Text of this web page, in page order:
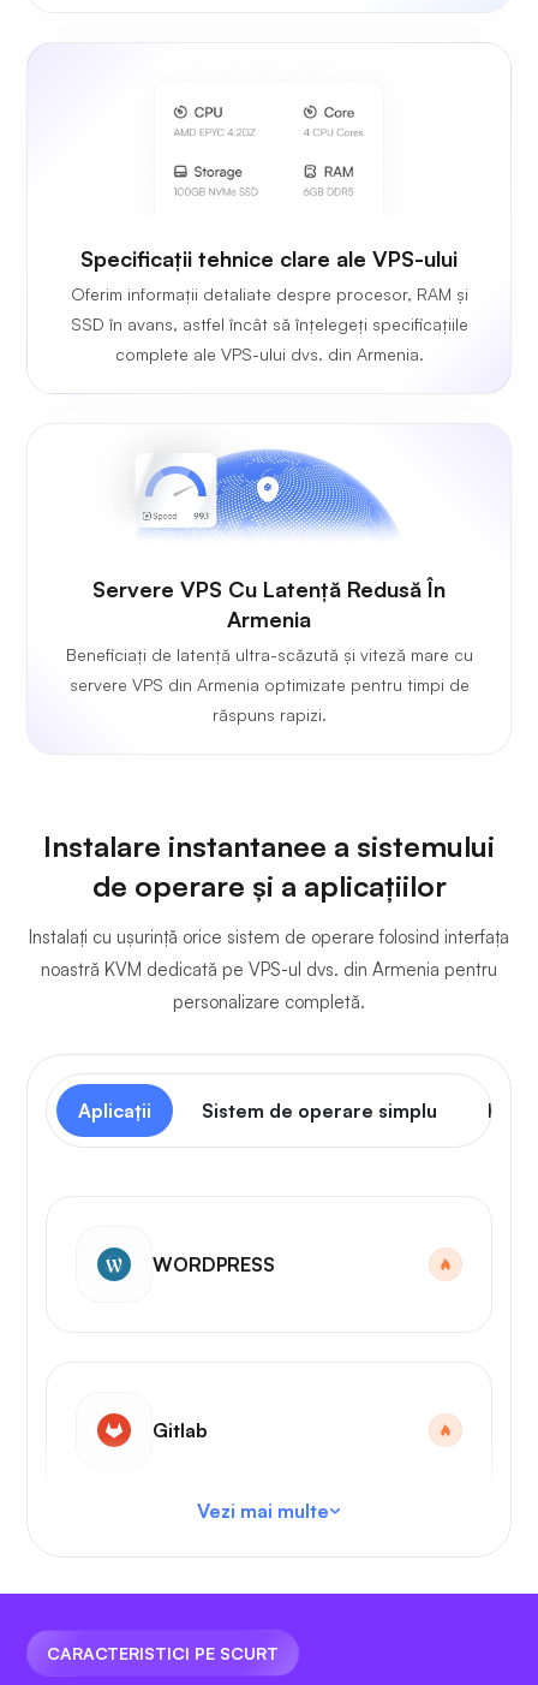
Specificații tehnice clare ale VPS-ului
Oferim informații detaliate despre procesor, RAM și
SSD în avans, astfel încât să înțelegeți specificațiile
complete ale VPS-ului dvs. din Armenia.
Servere VPS Cu Latență Redusă În
Armenia
Beneficiați de latență ultra-scăzută și viteză mare cu
servere VPS din Armenia optimizate pentru timpi de
răspuns rapizi.
Instalare instantanee a sistemului
de operare și a aplicațiilor
Instalați cu ușurință orice sistem de operare folosind interfața
noastră KVM dedicată pe VPS-ul dvs. din Armenia pentru
personalizare completă.
Aplicații Sistem de operare simplu
WORDPRESS
Gitlab
Cod VS
Vezi mai multe
CARACTERISTICI PE SCURT